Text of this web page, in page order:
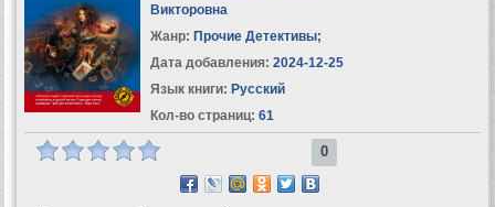
Викторовна
Жанр: Прочие Детективы;
Дата добавления: 2024-12-25
Язык книги: Русский
Кол-во страниц: 61
0